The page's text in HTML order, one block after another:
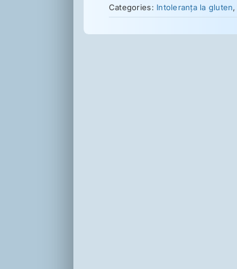
Categories: Intoleranţa la gluten,